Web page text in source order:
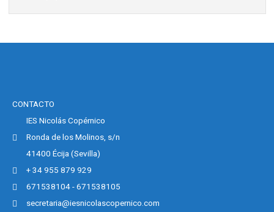
CONTACTO
IES Nicolás Copérnico
Ronda de los Molinos, s/n
41400 Écija (Sevilla)
+ 34 955 879 929
671538104 - 671538105
secretaria@iesnicolascopernico.com